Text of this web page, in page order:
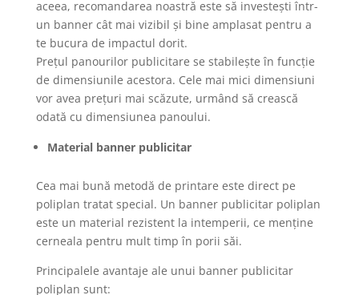
aceea, recomandarea noastră este să investești într-
un banner cât mai vizibil și bine amplasat pentru a
te bucura de impactul dorit.
Prețul panourilor publicitare se stabilește în funcție
de dimensiunile acestora. Cele mai mici dimensiuni
vor avea prețuri mai scăzute, urmând să crească
odată cu dimensiunea panoului.
Material banner publicitar
Cea mai bună metodă de printare este direct pe
poliplan tratat special. Un banner publicitar poliplan
este un material rezistent la intemperii, ce menține
cerneala pentru mult timp în porii săi.
Principalele avantaje ale unui banner publicitar
poliplan sunt: